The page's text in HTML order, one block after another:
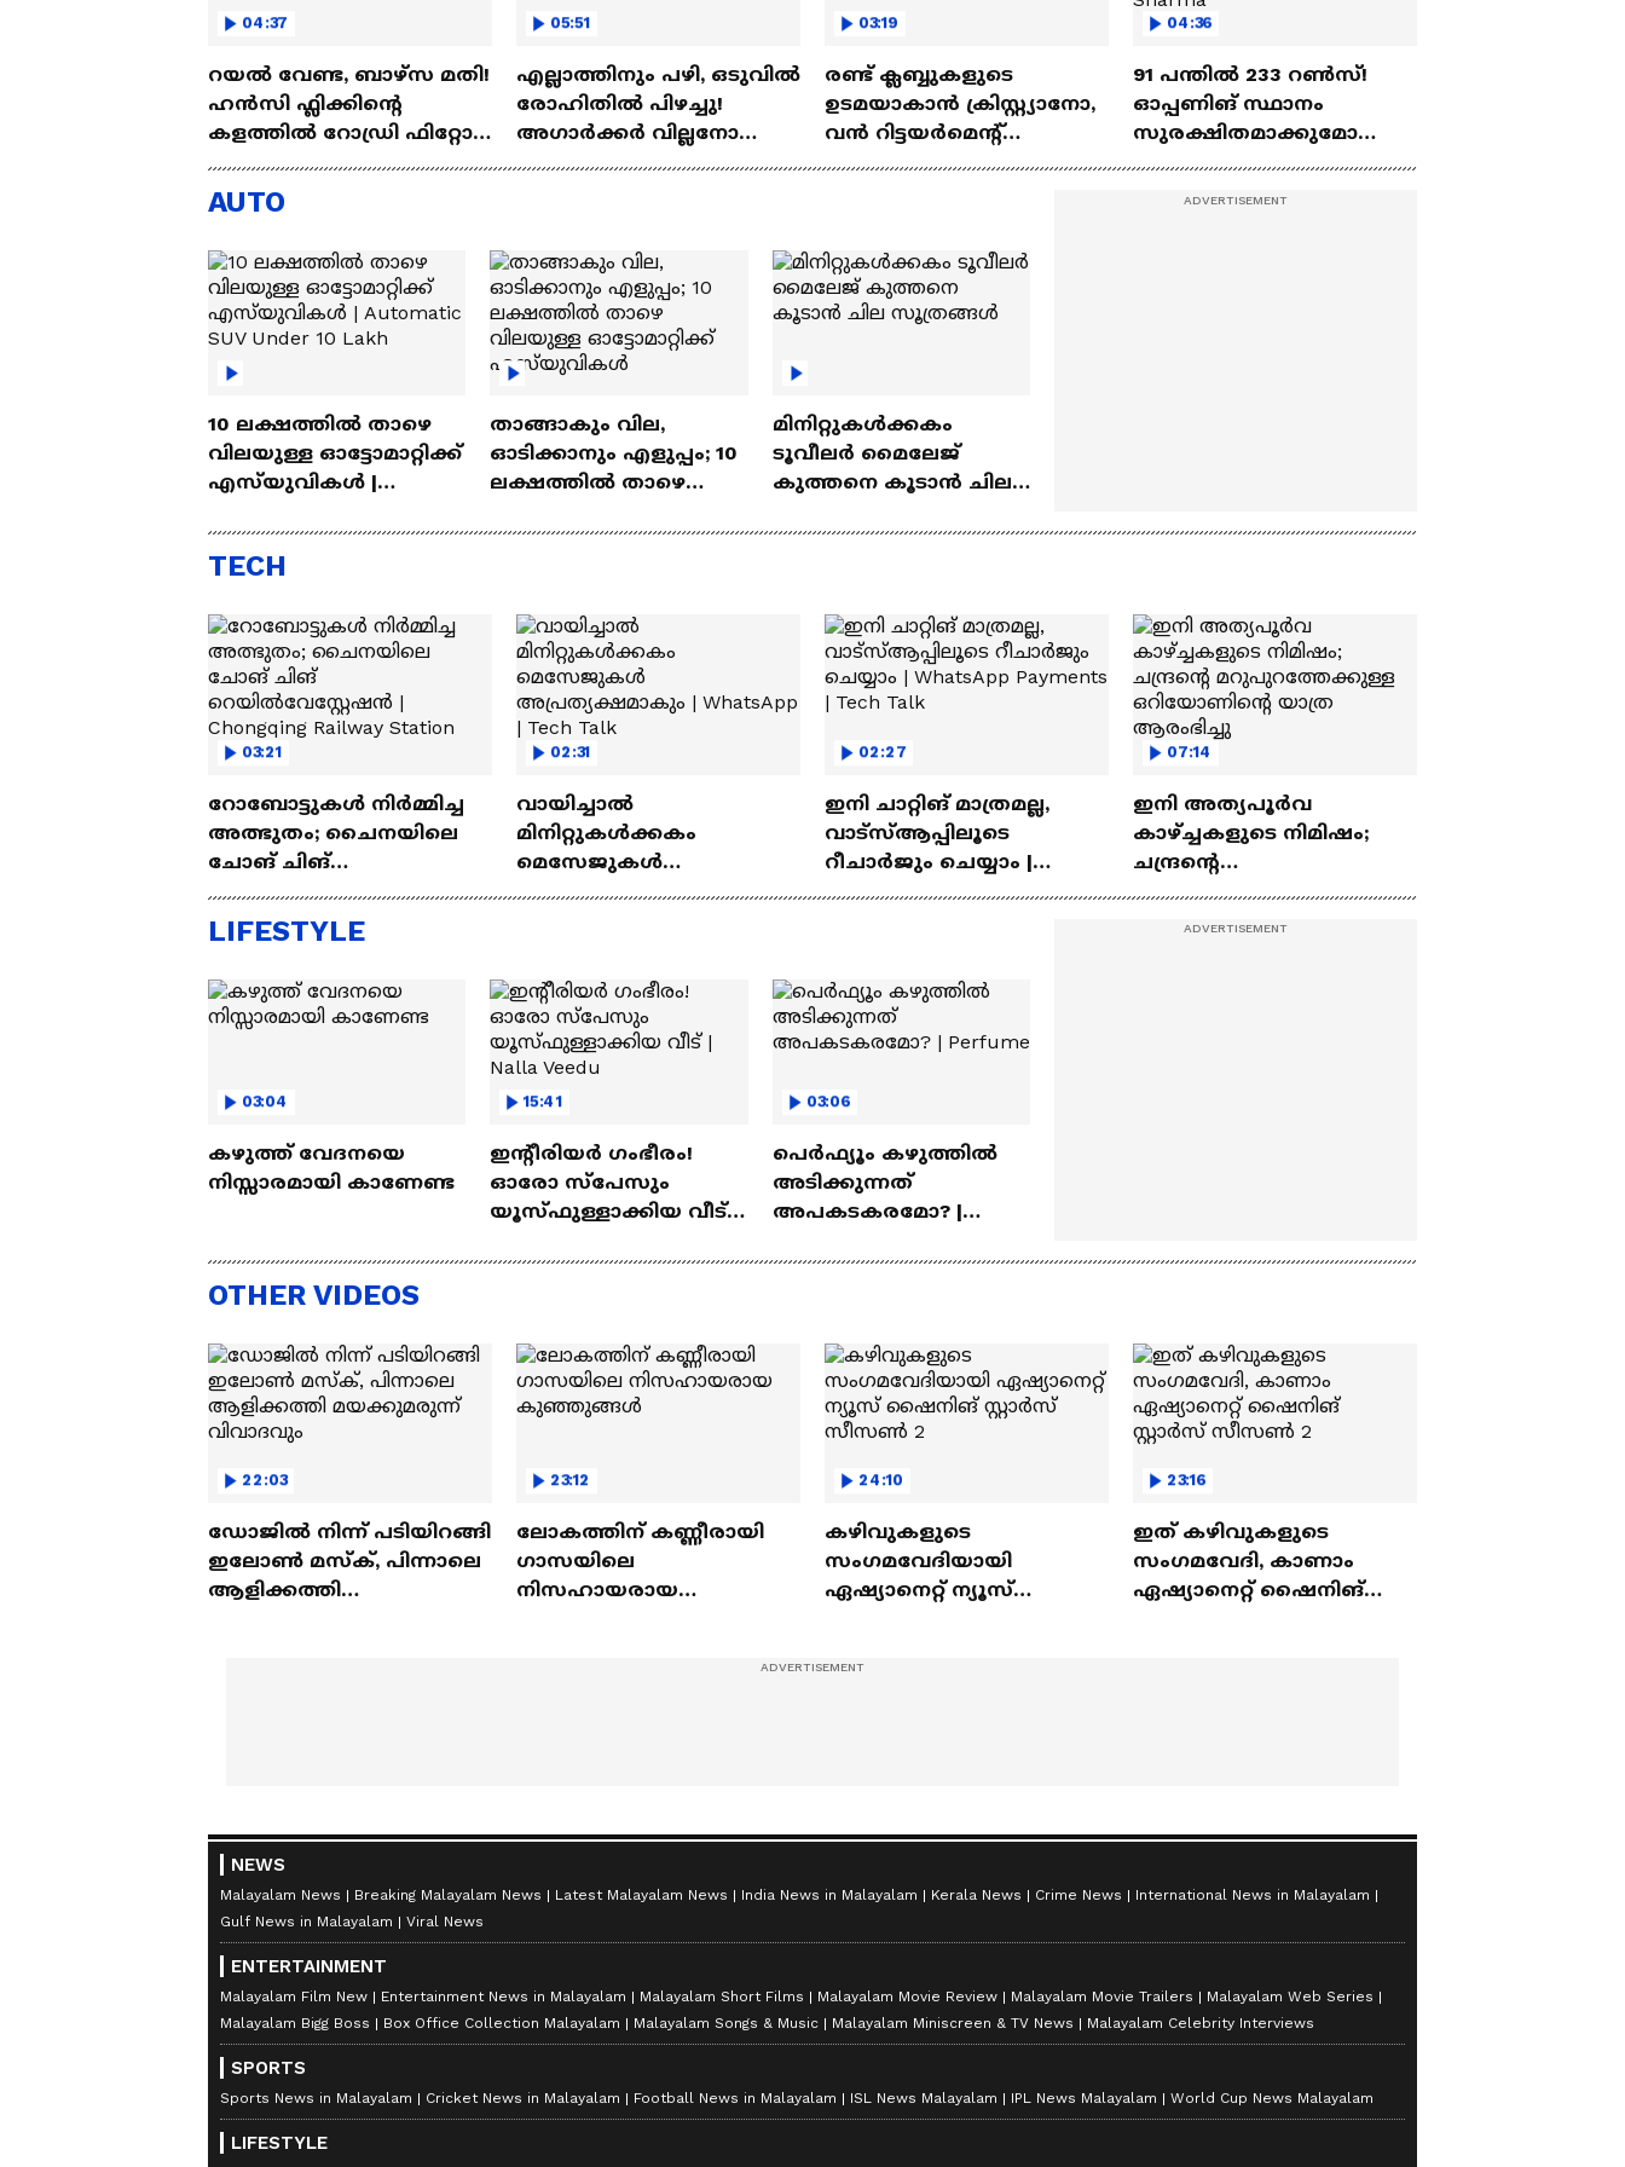
04:37
റയല്‍ വേണ്ട, ബാഴ്‌സ മതി!
ഹൻസി ഫ്ലിക്കിന്റെ
കളത്തില്‍ റോഡ്രി ഫിറ്റോ?
| Rodri | Barcelona
05:51
എല്ലാത്തിനും പഴി, ഒടുവില്‍
രോഹിതില്‍ പിഴച്ചു!
അഗാര്‍ക്കർ വില്ലനോ
അതോ വിപ്ലവകാരിയോ? |
03:19
രണ്ട്‌ ക്ലബ്ബുകളുടെ
ഉടമയാകാന്‍ ക്രിസ്റ്റ്യാനോ,
വന്‍ റിട്ടയര്‍മെന്റ്‌
പദ്ധതികള്‍ | Cristiano
04:36
91 പന്തില്‍ 233 റണ്‍സ്!
ഓപ്പണിങ് സ്ഥാനം
സുരക്ഷിതമാക്കുമോ
അഭിഷേക് ശർമ? |
AUTO
10 ലക്ഷത്തിൽ താഴെ
വിലയുള്ള ഓട്ടോമാറ്റിക്ക്
എസ്‍യുവികൾ |
Lakh
താങ്ങാകും വില,
ഓടിക്കാനും എളുപ്പം; 10
ലക്ഷത്തിൽ താഴെ
എസ്‍യുവികൾ
മിനിറ്റുകൾക്കകം
ടൂവീലർ മൈലേജ്
കുത്തനെ കൂടാൻ ചില
TECH
03:21
റോബോട്ടുകൾ നിർമ്മിച്ച
അത്ഭുതം; ചൈനയിലെ
ചോങ് ചിങ്
Chongqing Railway Station
02:31
വായിച്ചാൽ
മിനിറ്റുകൾക്കകം
മെസേജുകള്‍
02:27
ഇനി ചാറ്റിങ് മാത്രമല്ല,
വാട്‌സ്‌ആപ്പിലൂടെ
റീചാർജും ചെയ്യാം |
07:14
ഇനി അത്യപൂര്‍വ
കാഴ്ച്ചകളുടെ നിമിഷം;
ചന്ദ്രന്റെ
LIFESTYLE
03:04
കഴുത്ത് വേദനയെ
നിസ്സാരമായി കാണേണ്ട
15:41
ഇന്റീരിയർ ഗംഭീരം!
ഓരോ സ്‌പേസും
യൂസ്ഫുള്ളാക്കിയ വീട് |
03:06
പെർഫ്യൂം കഴുത്തിൽ
അടിക്കുന്നത്
അപകടകരമോ? |
OTHER VIDEOS
22:03
ഡോജിൽ നിന്ന് പടിയിറങ്ങി
ഇലോൺ മസ്ക്, പിന്നാലെ
ആളിക്കത്തി
23:12
ലോകത്തിന് കണ്ണീരായി
ഗാസയിലെ
നിസഹായരായ
24:10
കഴിവുകളുടെ
സംഗമവേദിയായി
ഏഷ്യാനെറ്റ് ന്യൂസ്
23:16
ഇത് കഴിവുകളുടെ
സംഗമവേദി, കാണാം
ഏഷ്യാനെറ്റ് ഷൈനിങ്
NEWS
Malayalam News Breaking Malayalam News Latest Malayalam News India News in Malayalam Kerala News Crime News
International News in Malayalam
Gulf News in Malayalam
Viral News
ENTERTAINMENT
Malayalam Film New Entertainment News in Malayalam Malayalam Short Films Malayalam Movie Review Malayalam Movie Trailers
Malayalam Web Series
Malayalam Bigg Boss
Box Office Collection Malayalam Malayalam Songs & Music Malayalam Miniscreen & TV News Malayalam Celebrity Interviews
SPORTS
Sports News in Malayalam Cricket News in Malayalam Football News in Malayalam ISL News Malayalam IPL News Malayalam World Cup News Malayalam
LIFESTYLE